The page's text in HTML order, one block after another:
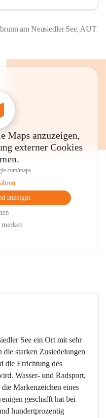
am Neusiedler See, AUT
Maps anzuzeigen,
externer Cookies
maps
anzeigen
merken
See ein Ort mit sehr
die starken Zusiedelungen
die Errichtung des
Wasser- und Radsport,
Markenzeichen eines
geschafft hat bei
hundertprozentig